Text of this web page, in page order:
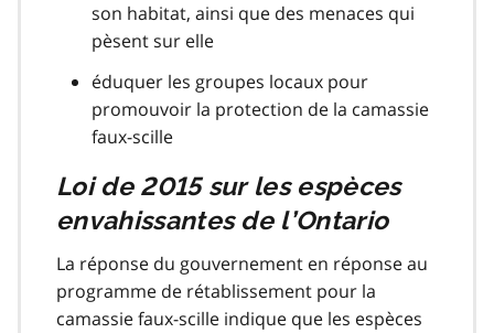
son habitat, ainsi que des menaces qui
pèsent sur elle
éduquer les groupes locaux pour
promouvoir la protection de la camassie
faux-scille
Loi de 2015 sur les espèces
envahissantes de l’Ontario
La réponse du gouvernement en réponse au
programme de rétablissement pour la
camassie faux-scille indique que les espèces